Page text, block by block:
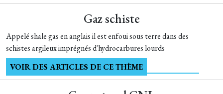
Gaz schiste
Appelé shale gas en anglais il est enfoui sous terre dans des
schistes argileux imprégnés d'hydrocarbures lourds
VOIR DES ARTICLES DE CE THÈME